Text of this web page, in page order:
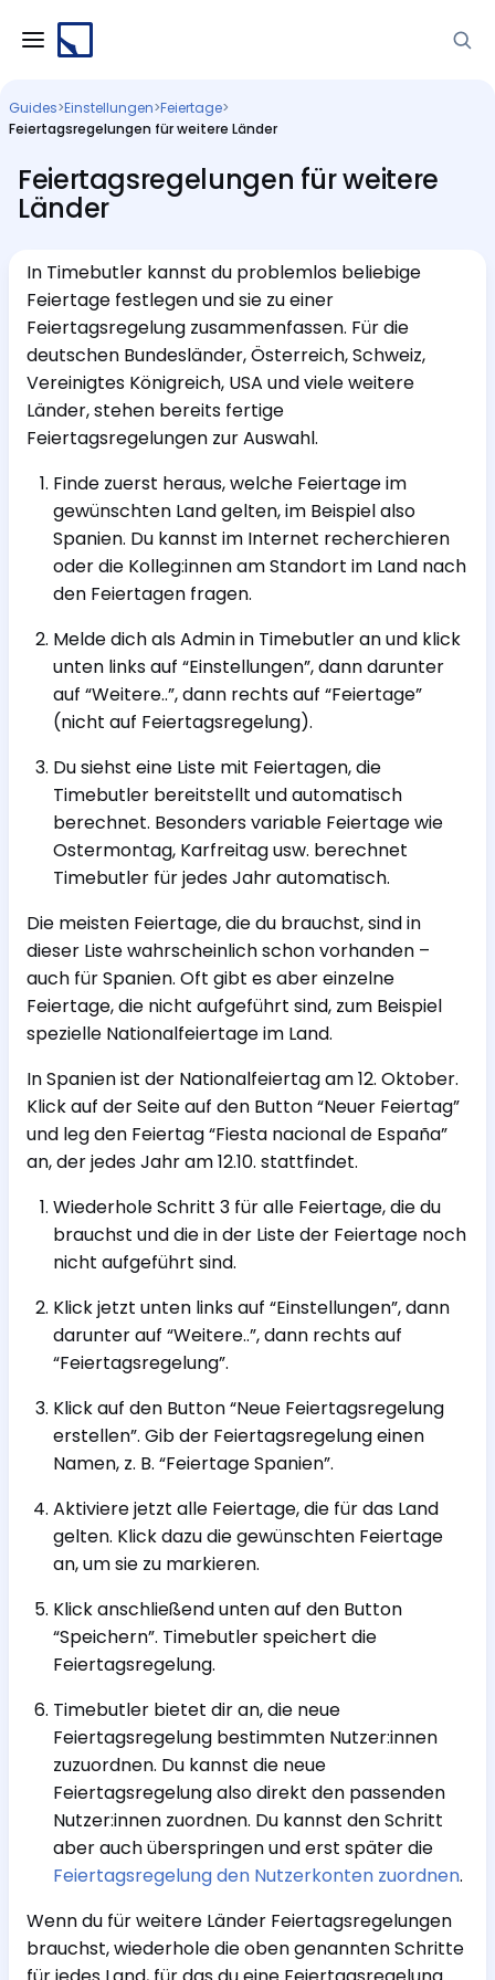
Guides>Einstellungen>Feiertage>
Feiertagsregelungen für weitere Länder
Feiertagsregelungen für weitere
Länder
In Timebutler kannst du problemlos beliebige
Feiertage festlegen und sie zu einer
Feiertagsregelung zusammenfassen. Für die
deutschen Bundesländer, Österreich, Schweiz,
Vereinigtes Königreich, USA und viele weitere
Länder, stehen bereits fertige
Feiertagsregelungen zur Auswahl.
Finde zuerst heraus, welche Feiertage im
gewünschten Land gelten, im Beispiel also
Spanien. Du kannst im Internet recherchieren
oder die Kolleg:innen am Standort im Land nach
den Feiertagen fragen.
Melde dich als Admin in Timebutler an und klick
unten links auf “Einstellungen”, dann darunter
auf “Weitere..”, dann rechts auf “Feiertage”
(nicht auf Feiertagsregelung).
Du siehst eine Liste mit Feiertagen, die
Timebutler bereitstellt und automatisch
berechnet. Besonders variable Feiertage wie
Ostermontag, Karfreitag usw. berechnet
Timebutler für jedes Jahr automatisch.
Die meisten Feiertage, die du brauchst, sind in
dieser Liste wahrscheinlich schon vorhanden –
auch für Spanien. Oft gibt es aber einzelne
Feiertage, die nicht aufgeführt sind, zum Beispiel
spezielle Nationalfeiertage im Land.
In Spanien ist der Nationalfeiertag am 12. Oktober.
Klick auf der Seite auf den Button “Neuer Feiertag”
und leg den Feiertag “Fiesta nacional de España”
an, der jedes Jahr am 12.10. stattfindet.
Wiederhole Schritt 3 für alle Feiertage, die du
brauchst und die in der Liste der Feiertage noch
nicht aufgeführt sind.
Klick jetzt unten links auf “Einstellungen”, dann
darunter auf “Weitere..”, dann rechts auf
“Feiertagsregelung”.
Klick auf den Button “Neue Feiertagsregelung
erstellen”. Gib der Feiertagsregelung einen
Namen, z. B. “Feiertage Spanien”.
Aktiviere jetzt alle Feiertage, die für das Land
gelten. Klick dazu die gewünschten Feiertage
an, um sie zu markieren.
Klick anschließend unten auf den Button
“Speichern”. Timebutler speichert die
Feiertagsregelung.
Timebutler bietet dir an, die neue
Feiertagsregelung bestimmten Nutzer:innen
zuzuordnen. Du kannst die neue
Feiertagsregelung also direkt den passenden
Nutzer:innen zuordnen. Du kannst den Schritt
aber auch überspringen und erst später die
Feiertagsregelung den Nutzerkonten zuordnen.
Wenn du für weitere Länder Feiertagsregelungen
brauchst, wiederhole die oben genannten Schritte